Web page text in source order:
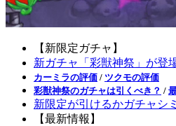
【新限定ガチャ】
新ガチャ「彩獣神祭」が登
カーミラの評価 / ツクモの評価
彩獣神祭のガチャは引くべき？ /
新限定が引けるかガチャシ
【最新情報】